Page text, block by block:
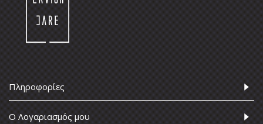
Πληροφορίες
Ο Λογαριασμός μου